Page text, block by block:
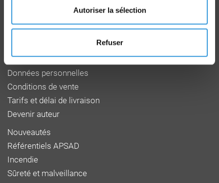
Autoriser la sélection
Refuser
Foire aux questions
Mentions légales
Données personnelles
Conditions de vente
Tarifs et délai de livraison
Devenir auteur
Nouveautés
Référentiels APSAD
Incendie
Sûreté et malveillance